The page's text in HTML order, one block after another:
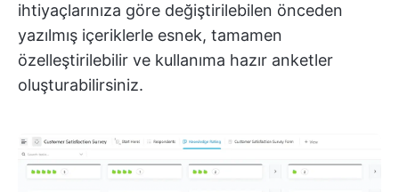
ihtiyaçlarınıza göre değiştirilebilen önceden
yazılmış içeriklerle esnek, tamamen
özelleştirilebilir ve kullanıma hazır anketler
oluşturabilirsiniz.